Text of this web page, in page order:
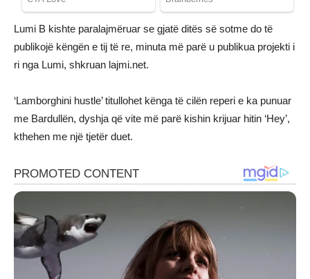
Lumi B kishte paralajmëruar se gjatë ditës së sotme do të
publikojë këngën e tij të re, minuta më parë u publikua projekti i
ri nga Lumi, shkruan lajmi.net.
‘Lamborghini hustle’ titullohet kënga të cilën reperi e ka punuar
me Bardullën, dyshja që vite më parë kishin krijuar hitin ‘Hey’,
kthehen me një tjetër duet.